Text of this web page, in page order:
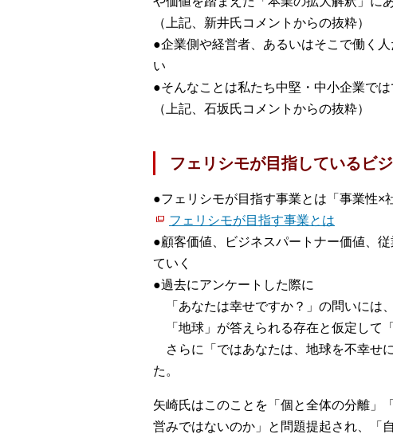
（上記、新井氏コメントからの抜粋）
●企業側や経営者、あるいはそこで働く
い
●そんなことは私たち中堅・中小企業で
（上記、石坂氏コメントからの抜粋）
フェリシモが目指しているビ
●フェリシモが目指す事業とは「事業
フェリシモが目指す事業とは
●顧客価値、ビジネスパートナー価値、
ていく
●過去にアンケートした際に
「あなたは幸せですか？」の問いには
「地球」が答えられる存在と仮定して
さらに「ではあなたは、地球を不幸せ
た。
矢崎氏はこのことを「個と全体の分離」
営みではないのか」と問題提起され、「